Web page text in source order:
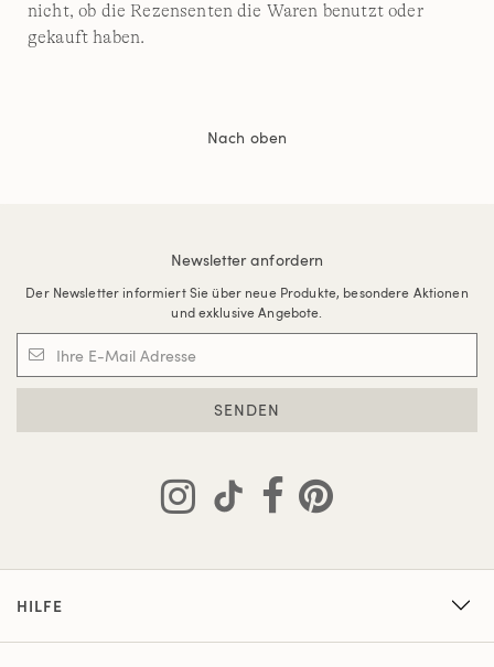
nicht, ob die Rezensenten die Waren benutzt oder
gekauft haben.
Nach oben
Newsletter anfordern
Der Newsletter informiert Sie über neue Produkte, besondere Aktionen
und exklusive Angebote.
SENDEN
HILFE